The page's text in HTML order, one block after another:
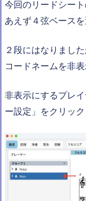
今回のリードシー
あえず４弦ベースを
２段にはなりまし
コードネームを非
非表示にするプレ
ー設定」をクリック